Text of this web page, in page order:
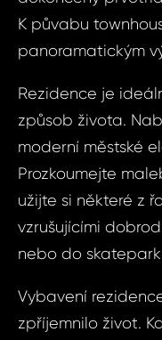
K půvabu
panoramatickým
Rezidence je
způsob života.
moderní městské
Prozkoumejte
užijte si některé z
vzrušujícími
nebo do
Vybavení
zpříjemnilo život.